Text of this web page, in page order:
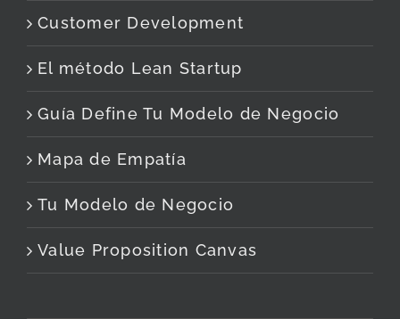
Customer Development
El método Lean Startup
Guía Define Tu Modelo de Negocio
Mapa de Empatía
Tu Modelo de Negocio
Value Proposition Canvas